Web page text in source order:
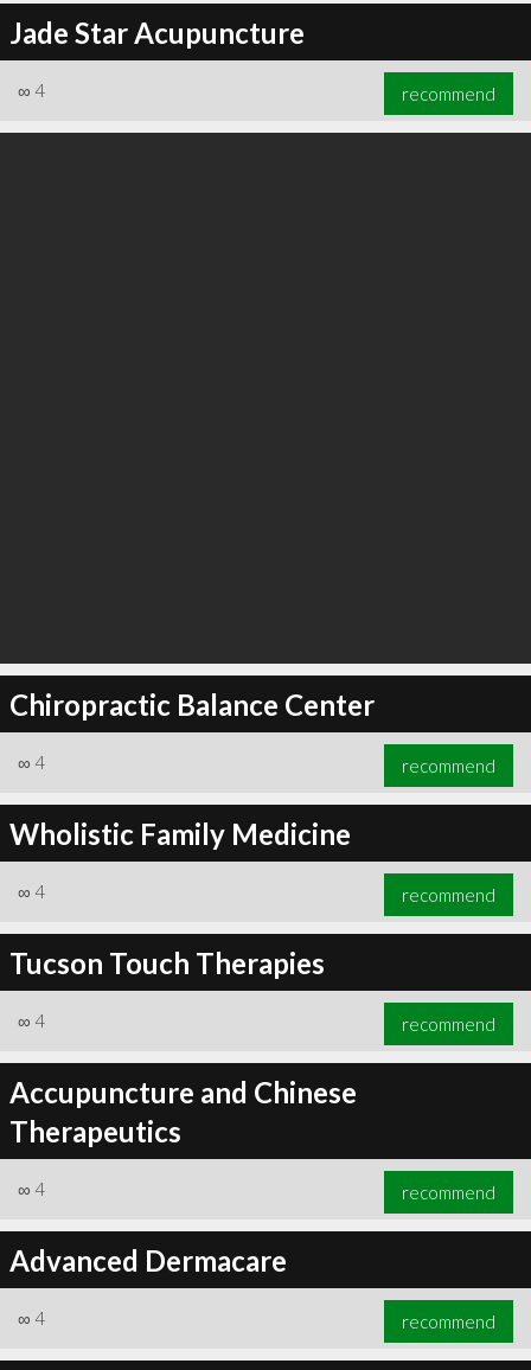
Jade Star Acupuncture
∞ 4 recommend
Chiropractic Balance Center
∞ 4 recommend
Wholistic Family Medicine
∞ 4 recommend
Tucson Touch Therapies
∞ 4 recommend
Accupuncture and Chinese
Therapeutics
∞ 4 recommend
Advanced Dermacare
∞ 4 recommend